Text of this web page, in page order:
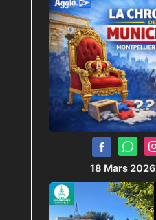
18 Mars 2026